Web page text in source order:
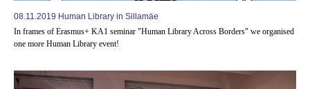
08.11.2019 Human Library in Sillamäe
In frames of Erasmus+ KA1 seminar "Human Library Across Borders" we organised
one more Human Library event!